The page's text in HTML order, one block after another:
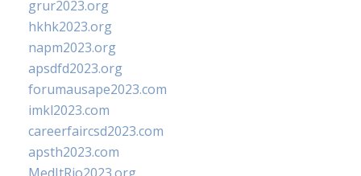
grur2023.org
hkhk2023.org
napm2023.org
apsdfd2023.org
forumausape2023.com
imkl2023.com
careerfaircsd2023.com
apsth2023.com